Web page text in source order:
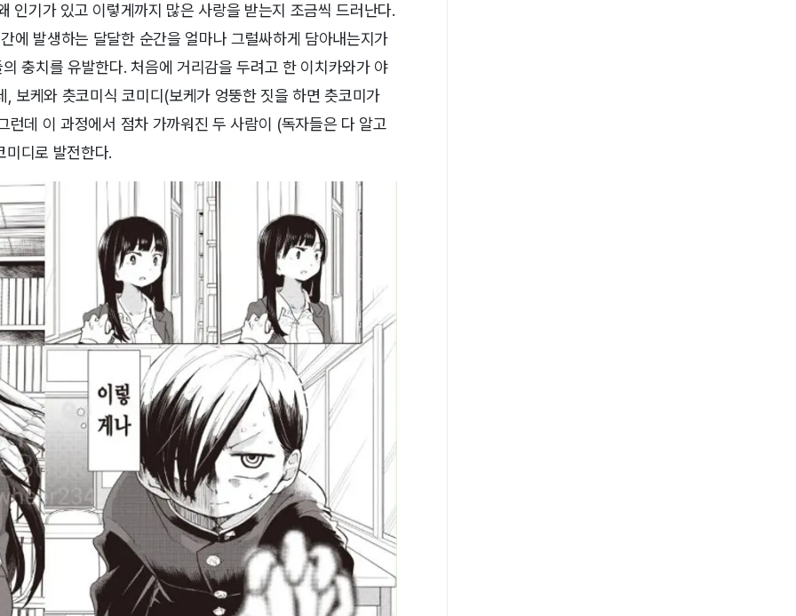
인기가 있고 이렇게까지 많은 사랑을 받는지 조금씩 드러난다.
에 발생하는 달달한 순간을 얼마나 그럴싸하게 담아내는지가
충치를 유발한다. 처음에 거리감을 두려고 한 이치카와가 야
보케와 츳코미식 코미디(보케가 엉뚱한 짓을 하면 츳코미가
데 이 과정에서 점차 가까워진 두 사람이 (독자들은 다 알고
미디로 발전한다.